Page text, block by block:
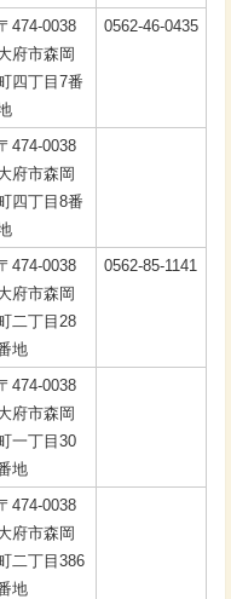
474-0038
府市森岡
四丁目7番
0562-46-0435
474-0038
府市森岡
四丁目8番
474-0038
府市森岡
二丁目28
地
0562-85-1141
474-0038
府市森岡
一丁目30
地
474-0038
府市森岡
二丁目386
地